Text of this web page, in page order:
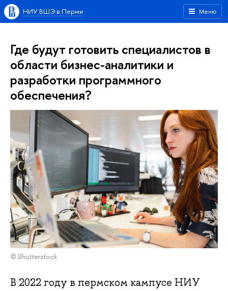
Меню
НИУ ВШЭ в Перми
Где будут готовить специалистов в
области бизнес-аналитики и
разработки программного
обеспечения?
© Shutterstock
В 2022 году в пермском кампусе НИУ